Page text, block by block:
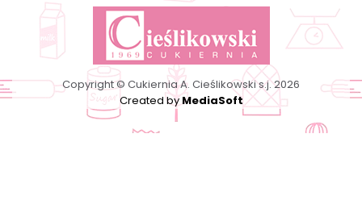
Copyright © Cukiernia A. Cieślikowski s.j. 2026
Created byMediaSoft